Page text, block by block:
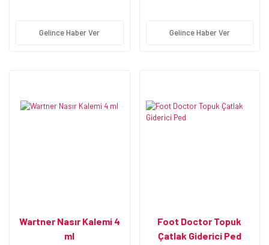
Gelince Haber Ver Gelince Haber Ver
Wartner Nasır Kalemi 4
ml
Foot Doctor Topuk
Çatlak Giderici Ped